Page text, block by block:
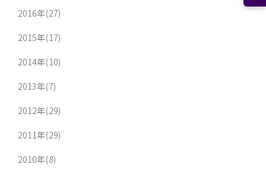
2016年(27)
2015年(17)
2014年(10)
2013年(7)
2012年(29)
2011年(29)
2010年(8)